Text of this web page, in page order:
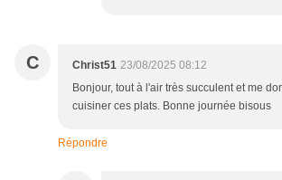
C Christ51 23/08/2025 08:12
Bonjour, tout à l'air très succulent et me
cuisiner ces plats. Bonne journée bisous
Répondre